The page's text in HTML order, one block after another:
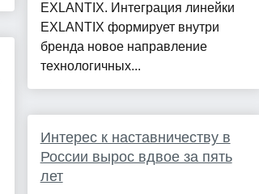
EXLANTIX. Интеграция линейки
EXLANTIX формирует внутри
бренда новое направление
технологичных...
Интерес к наставничеству в
России вырос вдвое за пять
лет